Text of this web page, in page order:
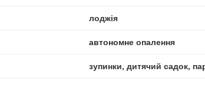
лоджія
автономне опалення
зупинки, дитячий садок,